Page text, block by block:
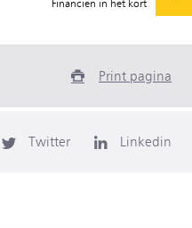
Financiën in het kort
Print pagina
Twitter Linkedin